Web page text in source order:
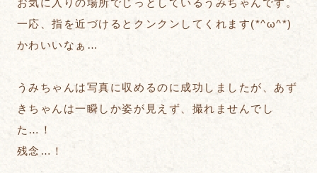
お気に入りの場所でじっとしているうみちゃんです。
一応、指を近づけるとクンクンしてくれます(*^ω^*)
かわいいなぁ…
うみちゃんは写真に収めるのに成功しましたが、あず
きちゃんは一瞬しか姿が見えず、撮れませんでし
た…！
残念…！